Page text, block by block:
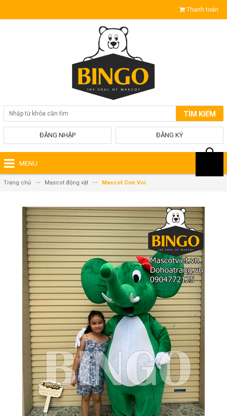
Thanh toán
TÌM KIẾM
ĐĂNG KÝ
ĐĂNG NHẬP
MENU
Trang chủ Mascot động vật Mascot Con Voi